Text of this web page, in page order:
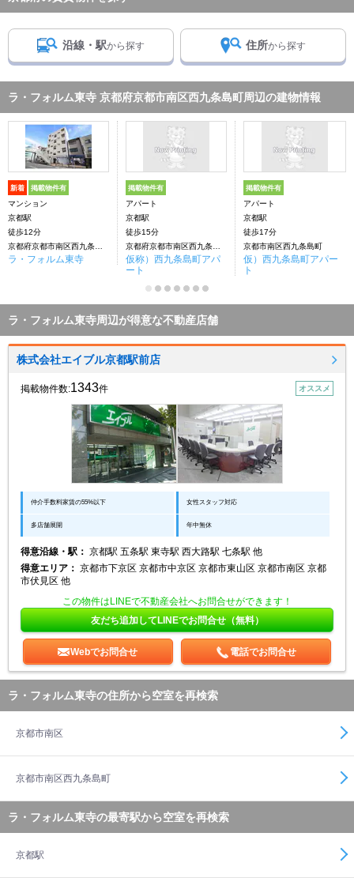
沿線・駅から探す 住所から探す
ラ・フォルム東寺 京都府京都市南区西九条島町周辺の建物情報
新着 掲載物件有
マンション
京都駅
徒歩12分
ラ・フォルム東寺
掲載物件有
アパート
京都駅
徒歩15分
仮称）西九条島町アパ
ート
掲載物件有
アパート
京都駅
徒歩17分
京都市南区西九条島町
仮）西九条島町アパー
ト
ラ・フォルム東寺周辺が得意な不動産店舗
株式会社エイブル京都駅前店
掲載物件数:1343件 オススメ
仲介手数料家賃の55%以下 女性スタッフ対応
多店舗展開 年中無休
得意沿線・駅： 京都駅 五条駅 東寺駅 西大路駅 七条駅 他
得意エリア： 京都市下京区 京都市中京区 京都市東山区 京都市南区 京都
市伏見区 他
この物件はLINEで不動産会社へお問合せができます！
友だち追加してLINEでお問合せ（無料）
Webでお問合せ 電話でお問合せ
ラ・フォルム東寺の住所から空室を再検索
京都市南区
京都市南区西九条島町
ラ・フォルム東寺の最寄駅から空室を再検索
京都駅